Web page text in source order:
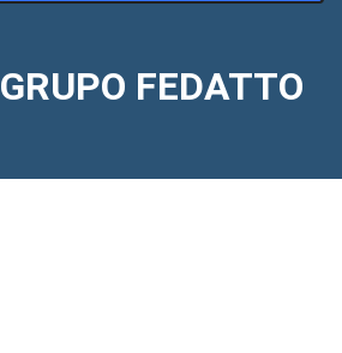
GRUPO FEDATTO